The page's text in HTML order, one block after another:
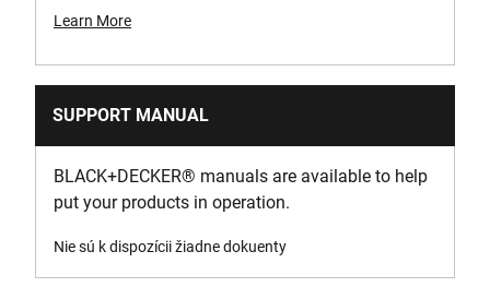
Learn More
SUPPORT MANUAL
BLACK+DECKER® manuals are available to help
put your products in operation.
Nie sú k dispozícii žiadne dokuenty